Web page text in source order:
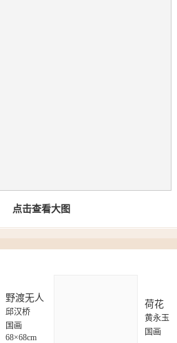
点击查看大图
野渡无人
邱汉桥
国画
68×68cm
荷花
黄永玉
国画